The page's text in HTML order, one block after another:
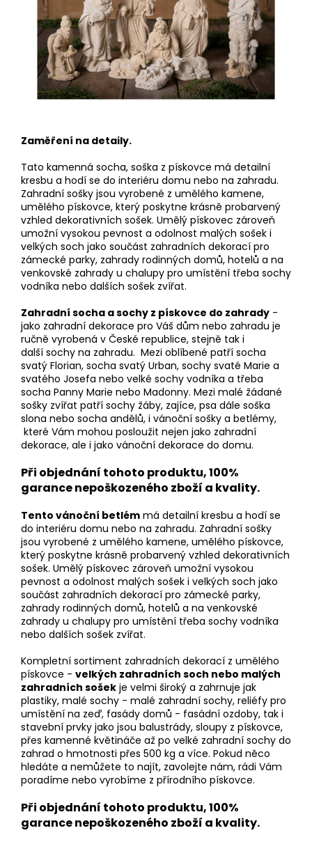
Zaměření na detaily.
Tato kamenná socha, soška z pískovce má detailní
kresbu a hodí se do interiéru domu nebo na zahradu.
Zahradní sošky jsou vyrobené z umělého kamene,
umělého pískovce, který poskytne krásně probarvený
vzhled dekorativních sošek. Umělý pískovec zároveň
umožní vysokou pevnost a odolnost malých sošek i
velkých soch jako součást zahradních dekorací pro
zámecké parky, zahrady rodinných domů, hotelů a na
venkovské zahrady u chalupy pro umístění třeba sochy
vodníka nebo dalších sošek zvířat.
Zahradní socha a sochy z pískovce do zahrady -
jako zahradní dekorace pro Váš dům nebo zahradu je
ručně vyrobená v České republice, stejně tak i
další sochy na zahradu. Mezi oblíbené patří socha
svatý Florian, socha svatý Urban, sochy svaté Marie a
svatého Josefa nebo velké sochy vodníka a třeba
socha Panny Marie nebo Madonny. Mezi malé žádané
sošky zvířat patří sochy žáby, zajíce, psa dále soška
slona nebo socha andělů, i vánoční sošky a betlémy,
které Vám mohou posloužit nejen jako zahradní
dekorace, ale i jako vánoční dekorace do domu.
Při objednání tohoto produktu, 100%
garance nepoškozeného zboží a kvality.
Tento vánoční betlém má detailní kresbu a hodí se
do interiéru domu nebo na zahradu. Zahradní sošky
jsou vyrobené z umělého kamene, umělého pískovce,
který poskytne krásně probarvený vzhled dekorativních
sošek. Umělý pískovec zároveň umožní vysokou
pevnost a odolnost malých sošek i velkých soch jako
součást zahradních dekorací pro zámecké parky,
zahrady rodinných domů, hotelů a na venkovské
zahrady u chalupy pro umístění třeba sochy vodníka
nebo dalších sošek zvířat.
Kompletní sortiment zahradních dekorací z umělého
pískovce - velkých zahradních soch nebo malých
zahradních sošek je velmi široký a zahrnuje jak
plastiky, malé sochy - malé zahradní sochy, reliéfy pro
umístění na zeď, fasády domů - fasádní ozdoby, tak i
stavební prvky jako jsou balustrády, sloupy z pískovce,
přes kamenné květináče až po velké zahradní sochy do
zahrad o hmotnosti přes 500 kg a více. Pokud něco
hledáte a nemůžete to najít, zavolejte nám, rádi Vám
poradíme nebo vyrobíme z přírodního pískovce.
Při objednání tohoto produktu, 100%
garance nepoškozeného zboží a kvality.